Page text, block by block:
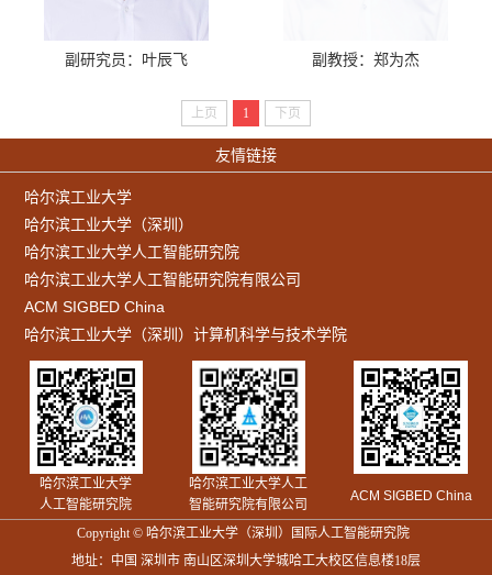
副研究员：叶辰飞 副教授：郑为杰
上页 1 下页
友情链接
哈尔滨工业大学
哈尔滨工业大学（深圳）
哈尔滨工业大学人工智能研究院
哈尔滨工业大学人工智能研究院有限公司
ACM SIGBED China
哈尔滨工业大学（深圳）计算机科学与技术学院
ACM SIGBED China
哈尔滨工业大学人工
智能研究院有限公司
哈尔滨工业大学
人工智能研究院
Copyright © 哈尔滨工业大学（深圳）国际人工智能研究院
地址：中国 深圳市 南山区深圳大学城哈工大校区信息楼18层